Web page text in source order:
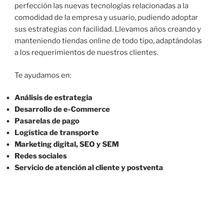
perfección las nuevas tecnologías relacionadas a la
comodidad de la empresa y usuario, pudiendo adoptar
sus estrategias con facilidad. Llevamos años creando y
manteniendo tiendas online de todo tipo, adaptándolas
a los requerimientos de nuestros clientes.
Te ayudamos en:
Análisis de estrategia
Desarrollo de e-Commerce
Pasarelas de pago
Logística de transporte
Marketing digital, SEO y SEM
Redes sociales
Servicio de atención al cliente y postventa